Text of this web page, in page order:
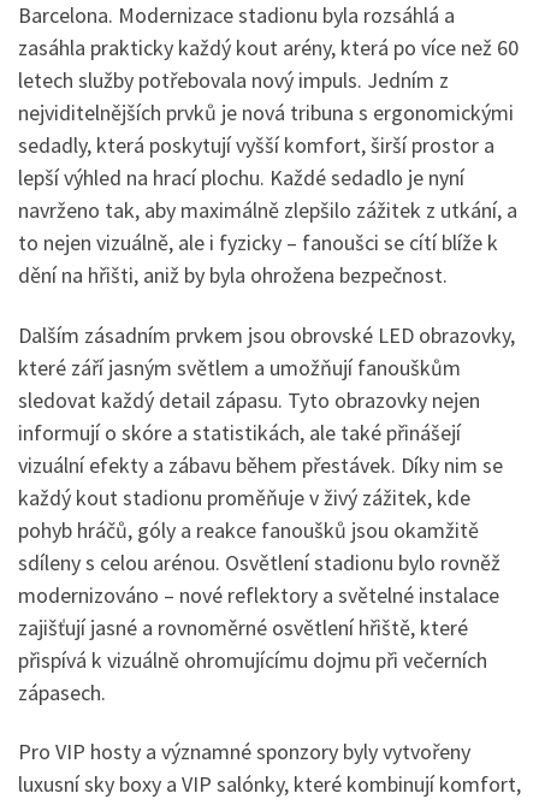
Barcelona. Modernizace stadionu byla rozsáhlá a
zasáhla prakticky každý kout arény, která po více než 60
letech služby potřebovala nový impuls. Jedním z
nejviditelnějších prvků je nová tribuna s ergonomickými
sedadly, která poskytují vyšší komfort, širší prostor a
lepší výhled na hrací plochu. Každé sedadlo je nyní
navrženo tak, aby maximálně zlepšilo zážitek z utkání, a
to nejen vizuálně, ale i fyzicky – fanoušci se cítí blíže k
dění na hřišti, aniž by byla ohrožena bezpečnost.
Dalším zásadním prvkem jsou obrovské LED obrazovky,
které září jasným světlem a umožňují fanouškům
sledovat každý detail zápasu. Tyto obrazovky nejen
informují o skóre a statistikách, ale také přinášejí
vizuální efekty a zábavu během přestávek. Díky nim se
každý kout stadionu proměňuje v živý zážitek, kde
pohyb hráčů, góly a reakce fanoušků jsou okamžitě
sdíleny s celou arénou. Osvětlení stadionu bylo rovněž
modernizováno – nové reflektory a světelné instalace
zajišťují jasné a rovnoměrné osvětlení hřiště, které
přispívá k vizuálně ohromujícímu dojmu při večerních
zápasech.
Pro VIP hosty a významné sponzory byly vytvořeny
luxusní sky boxy a VIP salónky, které kombinují komfort,